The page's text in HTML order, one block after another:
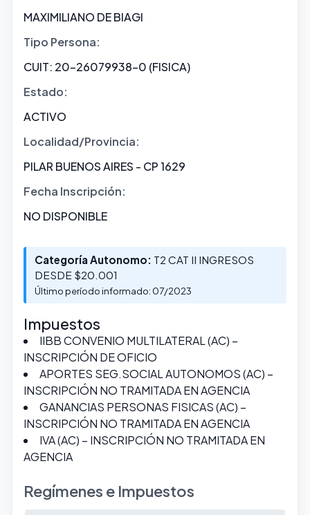
MAXIMILIANO DE BIAGI
Tipo Persona:
CUIT: 20-26079938-0 (FISICA)
Estado:
ACTIVO
Localidad/Provincia:
PILAR BUENOS AIRES - CP 1629
Fecha Inscripción:
NO DISPONIBLE
Categoría Autonomo: T2 CAT II INGRESOS
DESDE $20.001
Último período informado: 07/2023
Impuestos
IIBB CONVENIO MULTILATERAL (AC) –
INSCRIPCIÓN DE OFICIO
APORTES SEG.SOCIAL AUTONOMOS (AC) –
INSCRIPCIÓN NO TRAMITADA EN AGENCIA
GANANCIAS PERSONAS FISICAS (AC) –
INSCRIPCIÓN NO TRAMITADA EN AGENCIA
IVA (AC) – INSCRIPCIÓN NO TRAMITADA EN
AGENCIA
Regímenes e Impuestos